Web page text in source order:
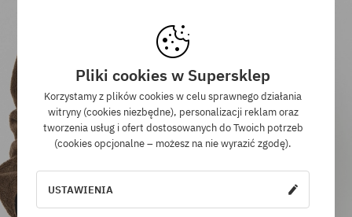
Pliki cookies w Supersklep
Korzystamy z plików cookies w celu sprawnego działania
witryny (cookies niezbędne), personalizacji reklam oraz
tworzenia usług i ofert dostosowanych do Twoich potrzeb
(cookies opcjonalne – możesz na nie wyrazić zgodę).
USTAWIENIA